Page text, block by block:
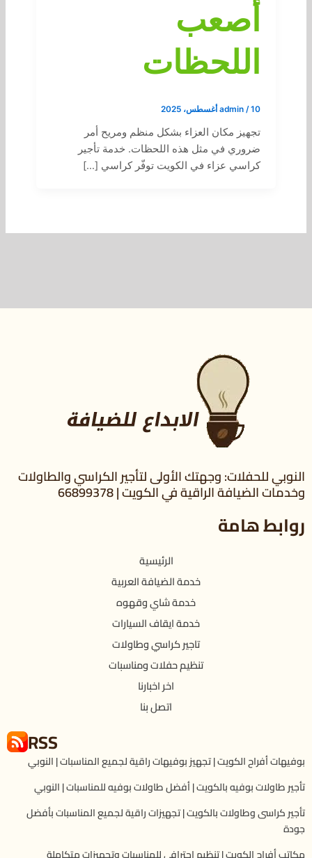
أصعب
اللحظات
admin /10 أغسطس، 2025
تجهيز مكان العزاء بشكل منظم ومريح أمر
ضروري في مثل هذه اللحظات. خدمة تأجير
كراسي عزاء في الكويت توفّر كراسي […]
النوبي للحفلات: وجهتك الأولى لتأجير الكراسي والطاولات
وخدمات الضيافة الراقية في الكويت | 66899378
روابط هامة
الرئيسية
خدمة الضيافة العربية
خدمة شاي وقهوه
خدمة ايقاف السيارات
تاجير كراسي وطاولات
تنظيم حفلات ومناسبات
اخر اخبارنا
اتصل بنا
RSS
بوفيهات أفراح الكويت | تجهيز بوفيهات راقية لجميع المناسبات | النوبي
تأجير طاولات بوفيه بالكويت | أفضل طاولات بوفيه للمناسبات | النوبي
تأجير كراسى وطاولات بالكويت | تجهيزات راقية لجميع المناسبات بأفضل
جودة